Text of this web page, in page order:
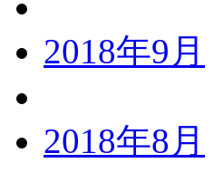
2018年9月
2018年8月